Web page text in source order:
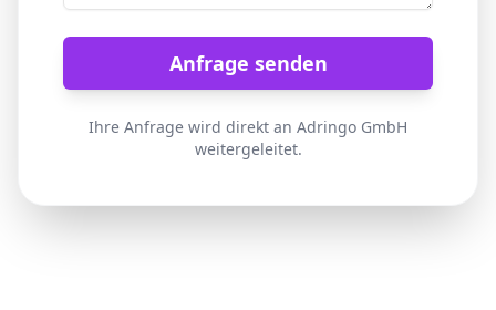
Anfrage senden
Ihre Anfrage wird direkt an Adringo GmbH
weitergeleitet.